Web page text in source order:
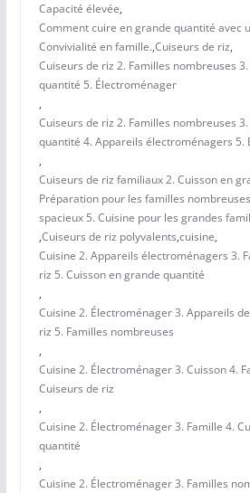
Capacité élevée,
Comment cuire en grande quantité avec
Convivialité en famille.,Cuiseurs de riz,
Cuiseurs de riz 2. Familles nombreuses
quantité 5. Électroménager
,
Cuiseurs de riz 2. Familles nombreuses
quantité 4. Appareils électroménagers 5.
,
Cuiseurs de riz familiaux 2. Cuisson en
Préparation pour les familles
spacieux 5. Cuisine pour les grandes
,Cuiseurs de riz polyvalents,cuisine,
Cuisine 2. Appareils électroménagers 3.
riz 5. Cuisson en grande quantité
,
Cuisine 2. Électroménager 3. Appareils
riz 5. Familles nombreuses
,
Cuisine 2. Électroménager 3. Cuisson 4.
Cuiseurs de riz
,
Cuisine 2. Électroménager 3. Famille 4.
quantité
,
Cuisine 2. Électroménager 3. Familles